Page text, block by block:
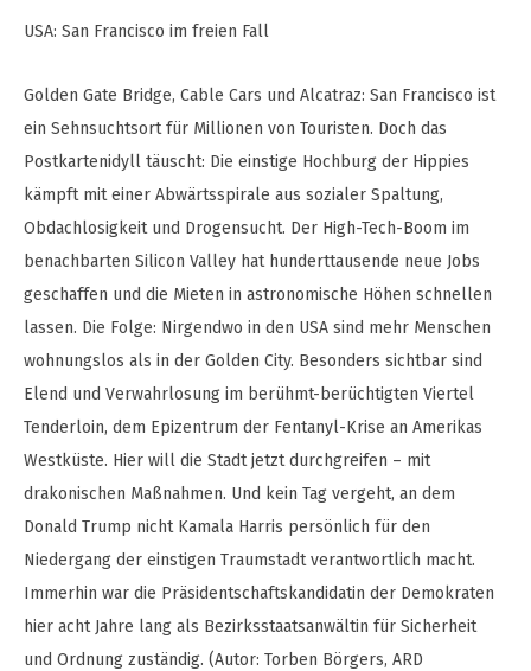
USA: San Francisco im freien Fall
Golden Gate Bridge, Cable Cars und Alcatraz: San Francisco ist
ein Sehnsuchtsort für Millionen von Touristen. Doch das
Postkartenidyll täuscht: Die einstige Hochburg der Hippies
kämpft mit einer Abwärtsspirale aus sozialer Spaltung,
Obdachlosigkeit und Drogensucht. Der High-Tech-Boom im
benachbarten Silicon Valley hat hunderttausende neue Jobs
geschaffen und die Mieten in astronomische Höhen schnellen
lassen. Die Folge: Nirgendwo in den USA sind mehr Menschen
wohnungslos als in der Golden City. Besonders sichtbar sind
Elend und Verwahrlosung im berühmt-berüchtigten Viertel
Tenderloin, dem Epizentrum der Fentanyl-Krise an Amerikas
Westküste. Hier will die Stadt jetzt durchgreifen – mit
drakonischen Maßnahmen. Und kein Tag vergeht, an dem
Donald Trump nicht Kamala Harris persönlich für den
Niedergang der einstigen Traumstadt verantwortlich macht.
Immerhin war die Präsidentschaftskandidatin der Demokraten
hier acht Jahre lang als Bezirksstaatsanwältin für Sicherheit
und Ordnung zuständig. (Autor: Torben Börgers, ARD